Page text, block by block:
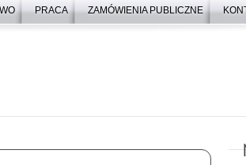
PRACA ZAMÓWIENIA PUBLICZNE